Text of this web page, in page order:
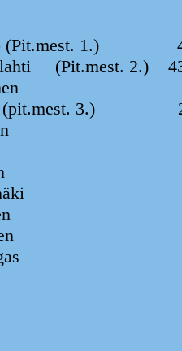
(Pit.mest. 1.)
(Pit.mest. 2.)
Kurvinen
(pit.mest. 3.)
Huttu